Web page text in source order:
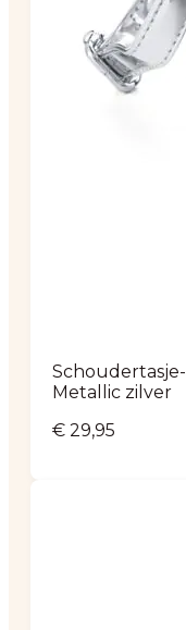
Schoudertasje-
Metallic zilver
€ 29,95